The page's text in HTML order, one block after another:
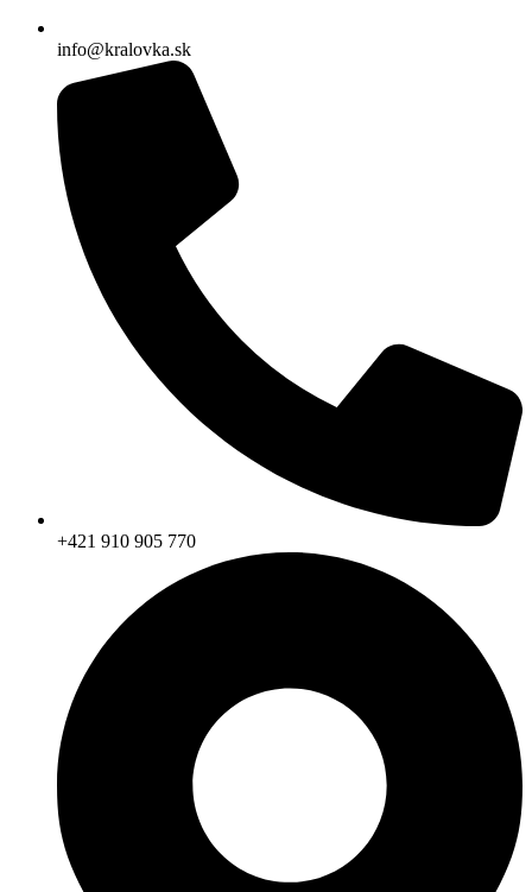
info@kralovka.sk
+421 910 905 770